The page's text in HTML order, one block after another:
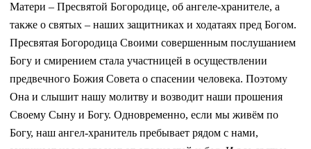
Матери – Пресвятой Богородице, об ангеле-хранителе, а
также о святых – наших защитниках и ходатаях пред Богом.
Пресвятая Богородица Своими совершенным послушанием
Богу и смирением стала участницей в осуществлении
предвечного Божия Совета о спасении человека. Поэтому
Она и слышит нашу молитву и возводит наши прошения
Своему Сыну и Богу. Одновременно, если мы живём по
Богу, наш ангел-хранитель пребывает рядом с нами,